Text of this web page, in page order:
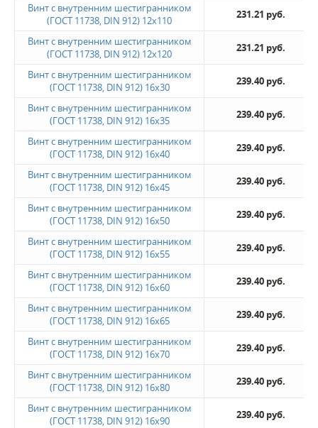
Винт с внутренним шестигранником
(ГОСТ 11738, DIN 912) 12х110
231.21 руб.
Винт с внутренним шестигранником
(ГОСТ 11738, DIN 912) 12х120
231.21 руб.
Винт с внутренним шестигранником
(ГОСТ 11738, DIN 912) 16х30
239.40 руб.
Винт с внутренним шестигранником
(ГОСТ 11738, DIN 912) 16х35
239.40 руб.
Винт с внутренним шестигранником
(ГОСТ 11738, DIN 912) 16х40
239.40 руб.
Винт с внутренним шестигранником
(ГОСТ 11738, DIN 912) 16х45
239.40 руб.
Винт с внутренним шестигранником
(ГОСТ 11738, DIN 912) 16х50
239.40 руб.
Винт с внутренним шестигранником
(ГОСТ 11738, DIN 912) 16х55
239.40 руб.
Винт с внутренним шестигранником
(ГОСТ 11738, DIN 912) 16х60
239.40 руб.
Винт с внутренним шестигранником
(ГОСТ 11738, DIN 912) 16х65
239.40 руб.
Винт с внутренним шестигранником
(ГОСТ 11738, DIN 912) 16х70
239.40 руб.
Винт с внутренним шестигранником
(ГОСТ 11738, DIN 912) 16х80
239.40 руб.
Винт с внутренним шестигранником
(ГОСТ 11738, DIN 912) 16х90
239.40 руб.